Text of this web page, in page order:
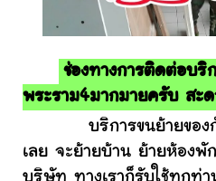
ช่องทางการติดต่อบริ
พระราม4มากมายครับ สะ
บริการขนย้ายของกัน
เลย จะย้ายบ้าน ย้ายห้องพั